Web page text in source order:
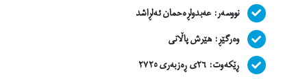
نووسەر:عەبدولڕەحمان ئەلڕاشد
وەرگێڕ: هێرش پاڵانی
ڕێکەوت: ٢٦ی ڕەزبەری ٢٧٢٥